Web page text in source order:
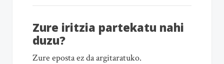
Zure iritzia partekatu nahi
duzu?
Zure eposta ez da argitaratuko.